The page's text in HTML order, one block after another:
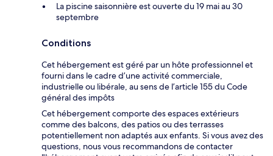
La piscine saisonnière est ouverte du 19 mai au 30
septembre
Conditions
Cet hébergement est géré par un hôte professionnel et
fourni dans le cadre d’une activité commerciale,
industrielle ou libérale, au sens de l’article 155 du Code
général des impôts
Cet hébergement comporte des espaces extérieurs
comme des balcons, des patios ou des terrasses
potentiellement non adaptés aux enfants. Si vous avez des
questions, nous vous recommandons de contacter